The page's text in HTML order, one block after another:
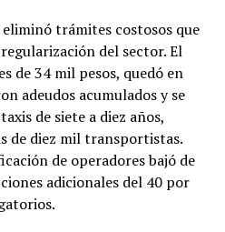
trámites costosos que
del sector. El
de 34 mil pesos, quedó en
adeudos acumulados y se
de siete a diez años,
de diez mil transportistas.
de operadores bajó de
adicionales del 40 por